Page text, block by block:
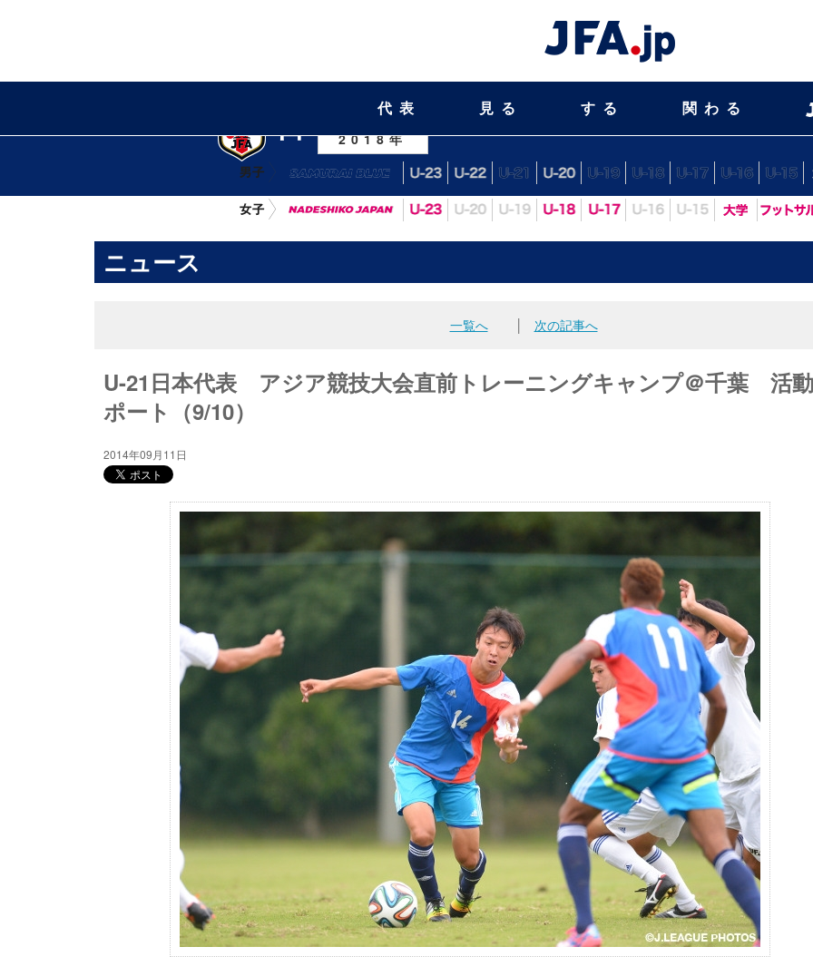
代表 見る する 関わる
日本代表
2018年
ニュース
一覧へ 次の記事へ
U-21日本代表 アジア競技大会直前トレーニングキャンプ＠千葉 活
ポート（9/10）
2014年09月11日